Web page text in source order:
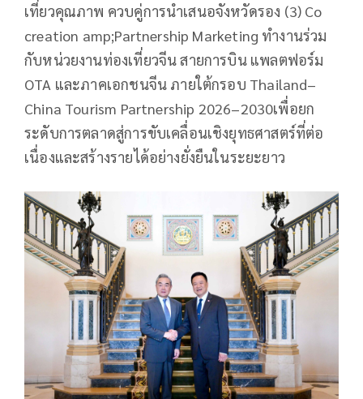
เที่ยวคุณภาพ ควบคู่การนำเสนอจังหวัดรอง (3) Co
creation amp;Partnership Marketing ทำงานร่วม
กับหน่วยงานท่องเที่ยวจีน สายการบิน แพลตฟอร์ม
OTA และภาคเอกชนจีน ภายใต้กรอบ Thailand–
China Tourism Partnership 2026–2030เพื่อยก
ระดับการตลาดสู่การขับเคลื่อนเชิงยุทธศาสตร์ที่ต่อ
เนื่องและสร้างรายได้อย่างยั่งยืนในระยะยาว